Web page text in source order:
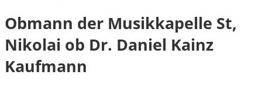
Obmann der Musikkapelle St,
Nikolai ob Dr. Daniel Kainz
Kaufmann